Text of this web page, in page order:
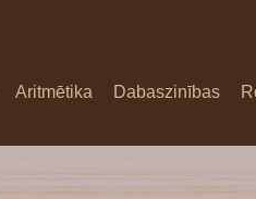
Aritmētika Dabaszinības